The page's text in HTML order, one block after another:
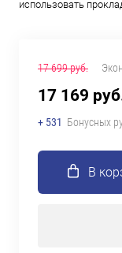
использовать
17 699 руб.
17 169
+ 531 Бонусных
В